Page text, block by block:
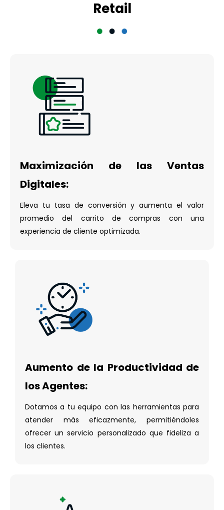
Retail
Maximización de las Ventas
Digitales:
Eleva tu tasa de conversión y aumenta el valor
promedio del carrito de compras con una
experiencia de cliente optimizada.
Aumento de la Productividad de
los Agentes:
Dotamos a tu equipo con las herramientas para
atender más eficazmente, permitiéndoles
ofrecer un servicio personalizado que fideliza a
los clientes.